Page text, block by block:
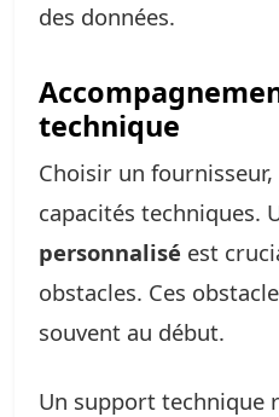
des données.
technique
Choisir un fournisseur,
capacités techniques.
personnalisé est
obstacles. Ces
souvent au début.
Un support technique